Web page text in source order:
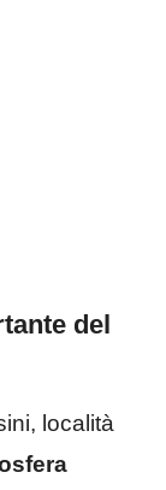
del
località